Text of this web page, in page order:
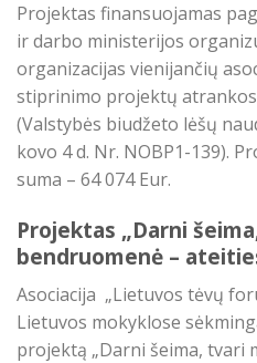
Projektas finansuojamas
ir darbo ministerijos
organizacijas vienijančių
stiprinimo projektų
(Valstybės biudžeto lėšų
kovo 4 d. Nr. NOBP1-139).
suma – 64 074 Eur.
Projektas „Darni
bendruomenė –
Asociacija „Lietuvos tėvų
Lietuvos mokyklose
projektą „Darni šeima, tvari